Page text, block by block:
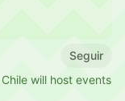
Seguir
will host events